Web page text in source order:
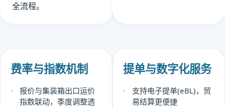
全流程。
费率与指数机制
报价与集装箱出口运价
指数联动，季度调整透
提单与数字化服务
支持电子提单(eBL)，贸
易结算更便捷